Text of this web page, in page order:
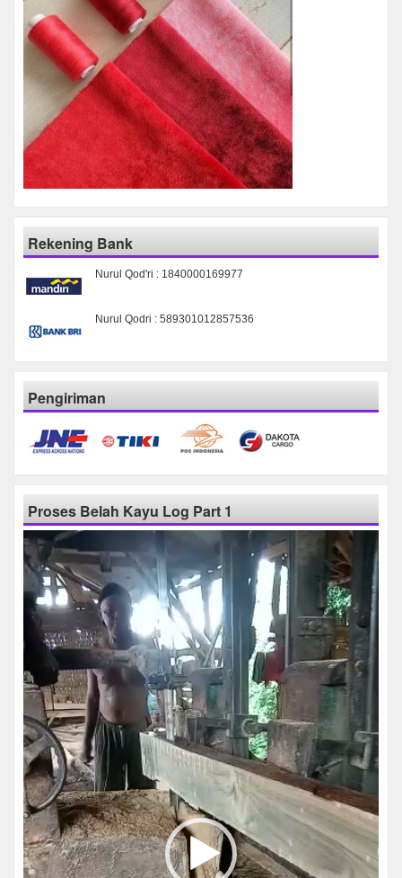
Rekening Bank
Nurul Qod'ri : 1840000169977
Nurul Qodri : 589301012857536
Pengiriman
Proses Belah Kayu Log Part 1
Pemutar
Video